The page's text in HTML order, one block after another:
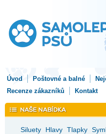
Úvod Poštovné a balné
Recenze zákazníků
Kontakt
Siluety Hlavy Tlapky